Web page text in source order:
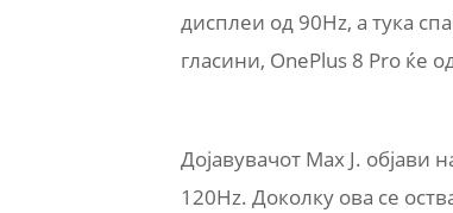
дисплеи од 90Hz, а тука
гласини, OnePlus 8 Pro ќе
Дојавувачот Max J.
120Hz. Доколку ова се